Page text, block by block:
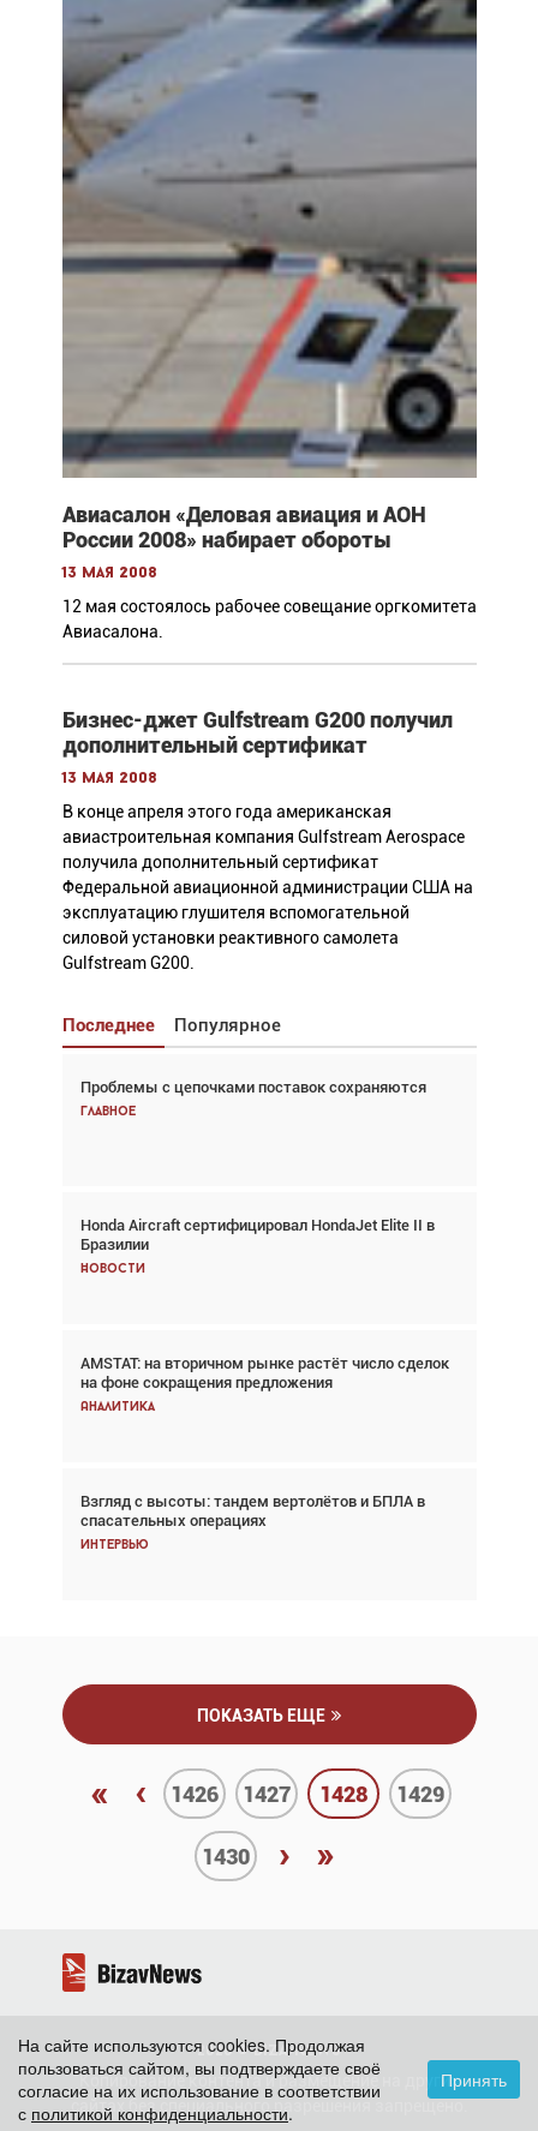
Авиасалон «Деловая авиация и АОН
России 2008» набирает обороты
13 мая 2008
12 мая состоялось рабочее совещание оргкомитета
Авиасалона.
Бизнес-джет Gulfstream G200 получил
дополнительный сертификат
13 мая 2008
В конце апреля этого года американская
авиастроительная компания Gulfstream Aerospace
получила дополнительный сертификат
Федеральной авиационной администрации США на
эксплуатацию глушителя вспомогательной
силовой установки реактивного самолета
Gulfstream G200.
Последнее Популярное
Проблемы с цепочками поставок сохраняются
Главное
Honda Aircraft сертифицировал HondaJet Elite II в
Бразилии
Новости
AMSTAT: на вторичном рынке растёт число сделок
на фоне сокращения предложения
Аналитика
Взгляд с высоты: тандем вертолётов и БПЛА в
спасательных операциях
Интервью
Взгляд с высоты: тандем вертолётов и БПЛА в
спасательных операциях
Авиационный фотограф Дэйв Кох: «Фотография
говорит сама за себя... а ИИ всё портит»
Новости
Проблемы с цепочками поставок сохраняются
Аналитика
Частный самолёт – это актив. Подходите к
покупке соответствующим образом
Интервью
ПОКАЗАТЬ ЕЩЕ
« ‹ 1426 1427 1428 1429
1430 › »
2026 ©BizavNews
Копирование контента и размещение на других
сайтах без специального разрешения запрещено.
На сайте используются cookies. Продолжая
пользоваться сайтом, вы подтверждаете своё
согласие на их использование в соответствии
с политикой конфиденциальности.
Принять